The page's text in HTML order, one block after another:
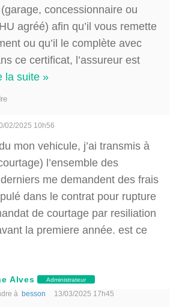
concessionnaire ou
agréé) afin qu’il vous remette
ou qu’il le complète avec
ce certificat, l’assureur est
la suite »
02/2025 10h56
mon vehicule, j’ai transmis à
l’ensemble des
me demandent des frais
dans le contrat pour rupture
de courtage par resiliation
la premiere année. est ce
Alves
Administrateur
à besson 13/03/2025 17h45